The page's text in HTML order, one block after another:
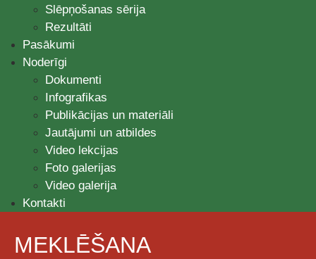
Slēpņošanas sērija
Rezultāti
Pasākumi
Noderīgi
Dokumenti
Infografikas
Publikācijas un materiāli
Jautājumi un atbildes
Video lekcijas
Foto galerijas
Video galerija
Kontakti
MEKLĒŠANA